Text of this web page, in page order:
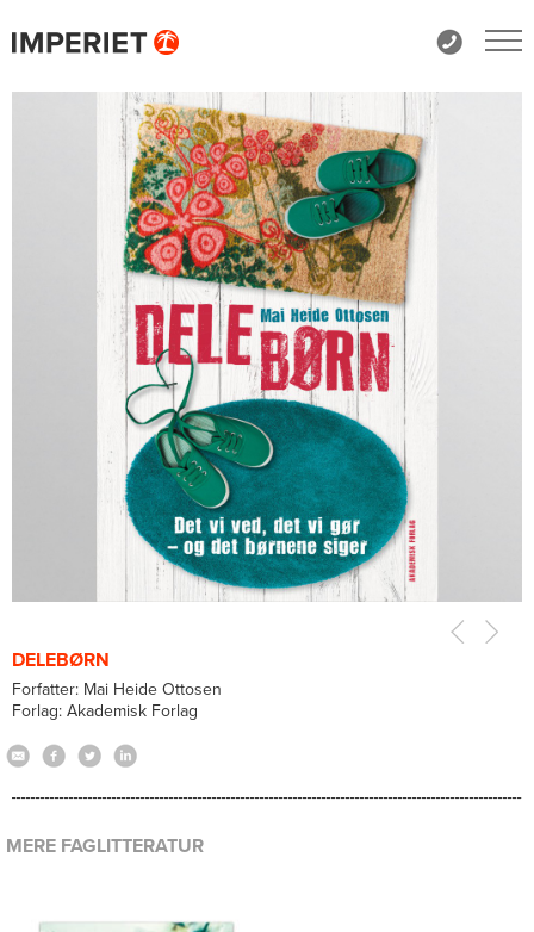
DELEBØRN
Forfatter: Mai Heide Ottosen
Forlag: Akademisk Forlag
MERE FAGLITTERATUR